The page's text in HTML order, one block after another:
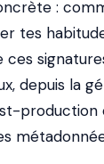
:
tes
ces
depuis la
production